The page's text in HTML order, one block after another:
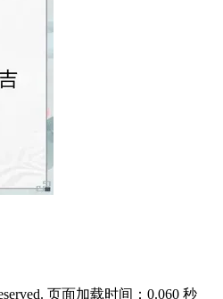
页面加载时间：0.060 秒